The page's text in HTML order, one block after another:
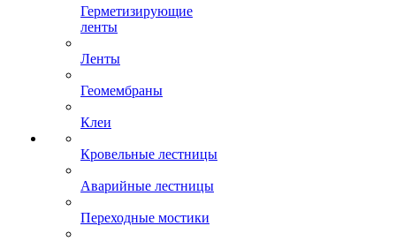
Герметизирующие
ленты
Ленты
Геомембраны
Клеи
Кровельные лестницы
Аварийные лестницы
Переходные мостики